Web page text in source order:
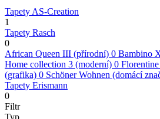
Tapety AS-Creation
1
Tapety Rasch
0
African Queen III (přírodní) 0 Bambino
Home collection 3 (moderní) 0
(grafika) 0 Schöner Wohnen (domácí
Tapety Erismann
0
Filtr